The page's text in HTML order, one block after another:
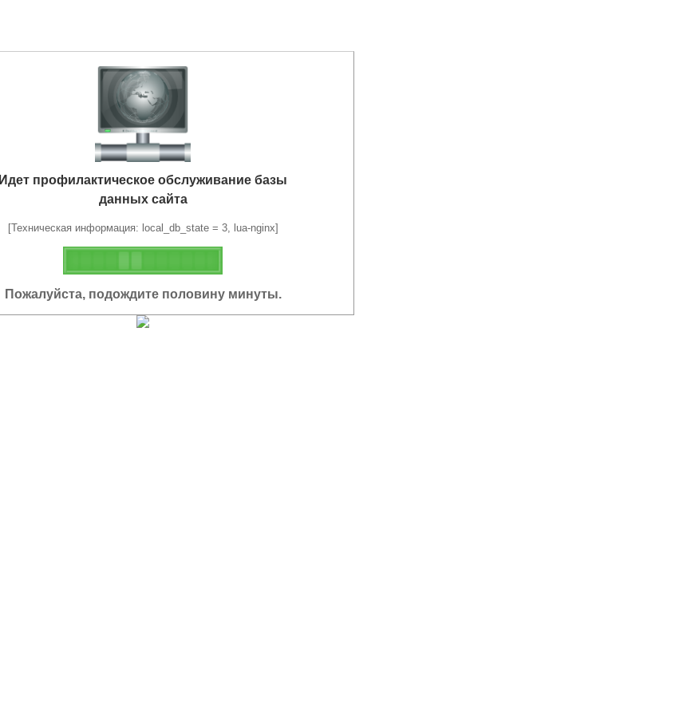
Идет профилактическое обслуживание базы
данных сайта
[Техническая информация: local_db_state = 3, lua-nginx]
Пожалуйста, подождите половину минуты.